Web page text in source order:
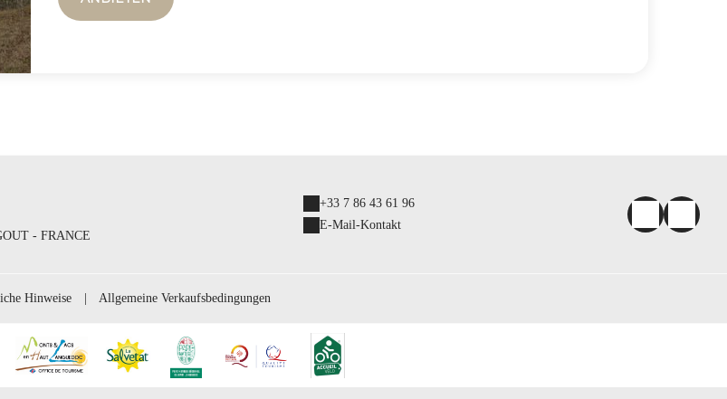
- FRANCE
+33 7 86 43 61 96
E-Mail-Kontakt
Hinweise Allgemeine Verkaufsbedingungen